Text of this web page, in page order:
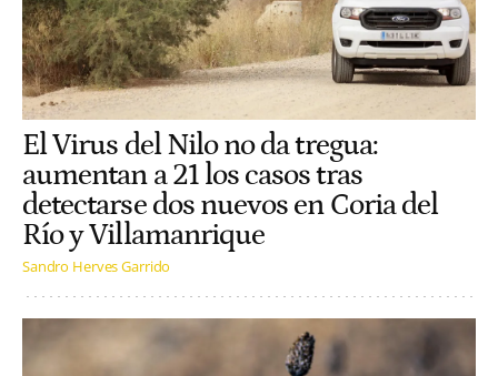
El Virus del Nilo no da tregua:
aumentan a 21 los casos tras
detectarse dos nuevos en Coria del
Río y Villamanrique
Sandro Herves Garrido